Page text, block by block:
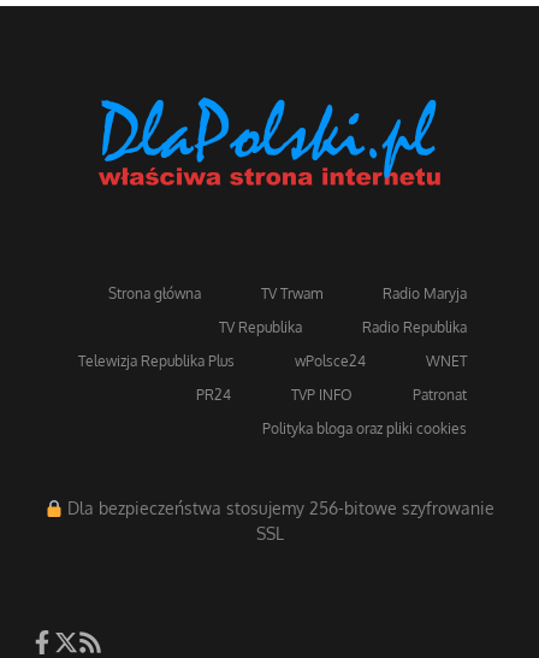
Strona główna TV Trwam
Radio Maryja
TV Republika
Radio Republika
Telewizja Republika Plus
wPolsce24
WNET
PR24
TVP INFO
Patronat
Polityka bloga oraz pliki cookies
Dla bezpieczeństwa stosujemy 256-bitowe szyfrowanie
SSL